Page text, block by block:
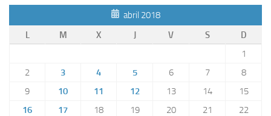
abril 2018
L
M X J V S
D
1
2
3 4 5 6 7
8
9
10 11 12 13 14
15
16
17 18 19 20 21
22